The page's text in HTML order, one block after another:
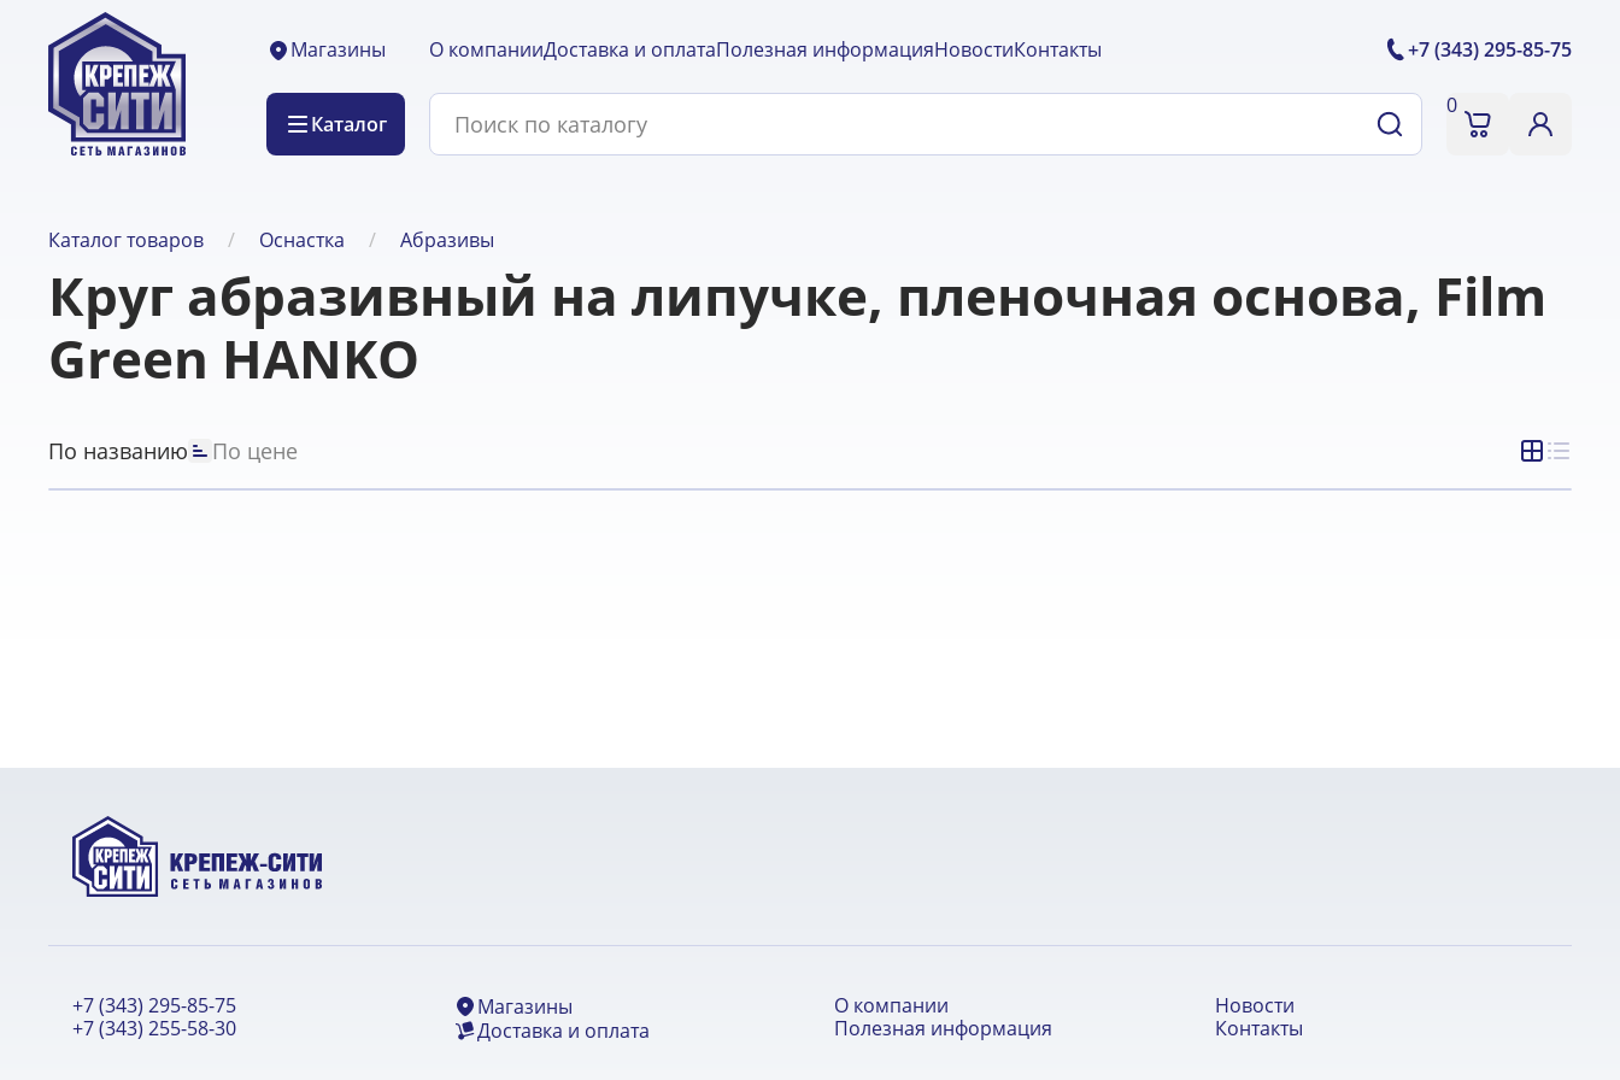
Магазины
Каталог
О компанииДоставка и оплатаПолезная информацияНовостиКонтакты +7 (343) 295-85-75
0
Каталог товаров Оснастка Абразивы
Круг абразивный на липучке, пленочная основа, Film
Green HANKO
По названию По цене
+7 (343) 295-85-75
+7 (343) 255-58-30
Магазины
Доставка и оплата
О компании
Полезная информация
Новости
Контакты